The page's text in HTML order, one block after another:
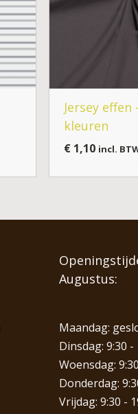
Jersey effen
kleuren
€ 1,10 incl.
Augustus:
Maandag:
Dinsdag: 9:30 -
Woensdag:
Donderdag:
Vrijdag: 9:30 -